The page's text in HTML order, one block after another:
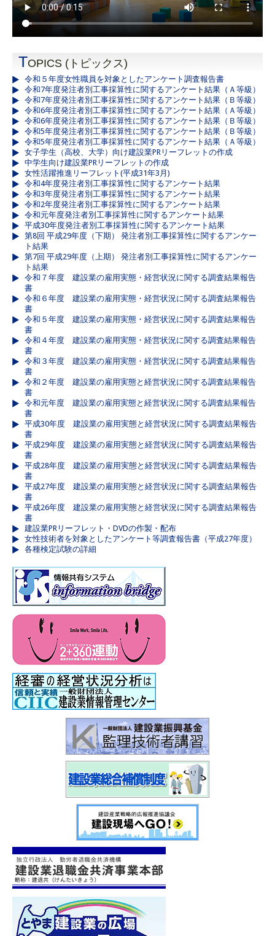
TOPICS (トピックス)
令和５年度女性職員を対象としたアンケート調査報告書
令和7年度発注者別工事採算性に関するアンケート結果（Ａ等級）
令和7年度発注者別工事採算性に関するアンケート結果（Ｂ等級）
令和6年度発注者別工事採算性に関するアンケート結果（Ａ等級）
令和6年度発注者別工事採算性に関するアンケート結果（Ｂ等級）
令和5年度発注者別工事採算性に関するアンケート結果（Ｂ等級）
令和5年度発注者別工事採算性に関するアンケート結果（Ａ等級）
女子学生（高校、大学）向け建設業PRリーフレットの作成
中学生向け建設業PRリーフレットの作成
女性活躍推進リーフレット(平成31年3月)
令和4年度発注者別工事採算性に関するアンケート結果
令和3年度発注者別工事採算性に関するアンケート結果
令和2年度発注者別工事採算性に関するアンケート結果
令和元年度発注者別工事採算性に関するアンケート結果
平成30年度発注者別工事採算性に関するアンケート結果
第8回 平成29年度（下期） 発注者別工事採算性に関するアンケー
ト結果
第7回 平成29年度（上期） 発注者別工事採算性に関するアンケー
ト結果
令和７年度 建設業の雇用実態・経営状況に関する調査結果報告
書
令和６年度 建設業の雇用実態・経営状況に関する調査結果報告
書
令和５年度 建設業の雇用実態・経営状況に関する調査結果報告
書
令和４年度 建設業の雇用実態・経営状況に関する調査結果報告
書
令和３年度 建設業の雇用実態・経営状況に関する調査結果報告
書
令和２年度 建設業の雇用実態と経営状況に関する調査結果報告
書
令和元年度 建設業の雇用実態と経営状況に関する調査結果報告
書
平成30年度 建設業の雇用実態と経営状況に関する調査結果報告
書
平成29年度 建設業の雇用実態と経営状況に関する調査結果報告
書
平成28年度 建設業の雇用実態と経営状況に関する調査結果報告
書
平成27年度 建設業の雇用実態と経営状況に関する調査結果報告
書
平成26年度 建設業の雇用実態と経営状況に関する調査結果報告
書
建設業PRリーフレット・DVDの作製・配布
女性技術者を対象としたアンケート等調査報告書（平成27年度）
各種検定試験の詳細